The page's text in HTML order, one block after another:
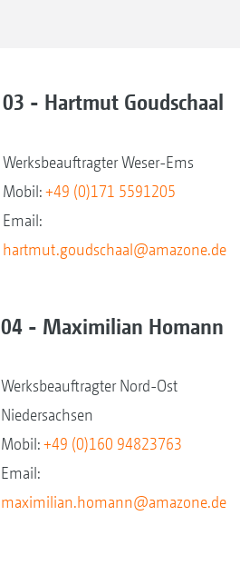
03 - Hartmut Goudschaal
Werksbeauftragter Weser-Ems
Mobil:+49 (0)171 5591205
Email:
hartmut.goudschaal@amazone.de
04 - Maximilian Homann
Werksbeauftragter Nord-Ost
Niedersachsen
Mobil:+49 (0)160 94823763
Email:
maximilian.homann@amazone.de